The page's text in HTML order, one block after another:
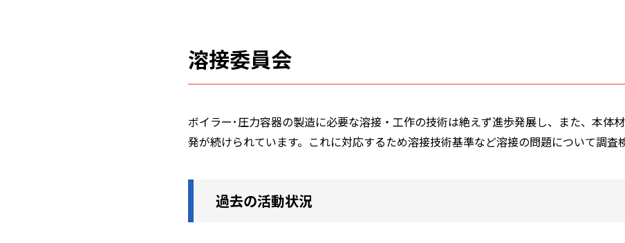
溶接委員会
ボイラー･圧力容器の製造に必要な溶接・工作の技術は絶えず進歩発展し、また、本体
発が続けられています。これに対応するため溶接技術基準など溶接の問題について調査
過去の活動状況